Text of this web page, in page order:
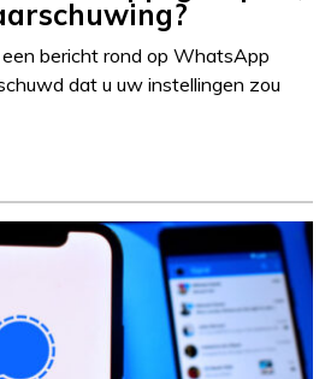
bericht rond op WhatsApp
dat u uw instellingen zou